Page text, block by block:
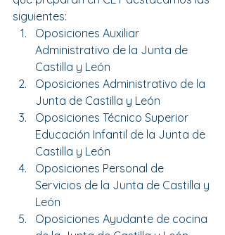
siguientes:
Oposiciones Auxiliar
Administrativo de la Junta de
Castilla y León
Oposiciones Administrativo de la
Junta de Castilla y León
Oposiciones Técnico Superior
Educación Infantil de la Junta de
Castilla y León
Oposiciones Personal de
Servicios de la Junta de Castilla y
León
Oposiciones Ayudante de cocina